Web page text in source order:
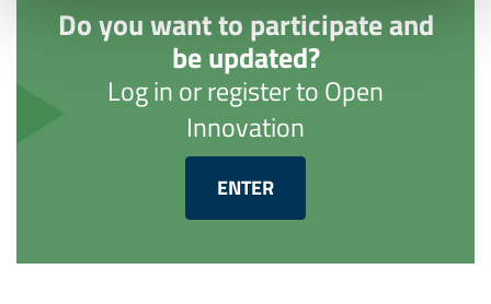
Do you want to participate and
be updated?
Log in or register to Open
Innovation
ENTER